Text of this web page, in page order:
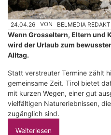
24.04.26 VON BELMEDIA
Wenn Grosseltern, Eltern und
wird der Urlaub zum
Alltag.
Statt verstreuter Termine zählt
gemeinsame Zeit. Tirol bietet
mit kurzen Wegen, einer gut
vielfältigen Naturerlebnissen,
zugänglich sind.
Weiterlesen